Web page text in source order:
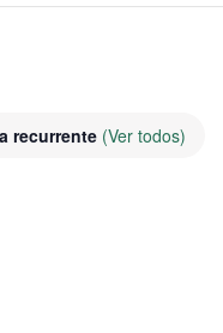
recurrente (Ver todos)